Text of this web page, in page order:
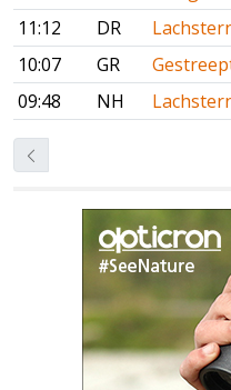
11:12
DR
10:07
GR
09:48
NH